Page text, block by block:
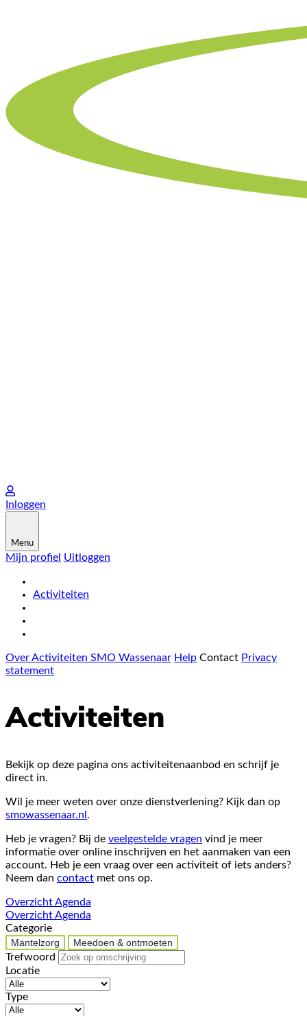
Inloggen
Menu
Mijn profiel Uitloggen
Activiteiten
Over Activiteiten SMO Wassenaar Help Contact Privacy
statement
Activiteiten
Bekijk op deze pagina ons activiteitenaanbod en schrijf je
direct in.
Wil je meer weten over onze dienstverlening? Kijk dan op
smowassenaar.nl .
Heb je vragen? Bij de veelgestelde vragen vind je meer
informatie over online inschrijven en het aanmaken van een
account. Heb je een vraag over een activiteit of iets anders?
Neem dan contact met ons op.
OverzichtAgenda
OverzichtAgenda
Categorie
Mantelzorg
Meedoen & ontmoeten
Trefwoord
Locatie
Type